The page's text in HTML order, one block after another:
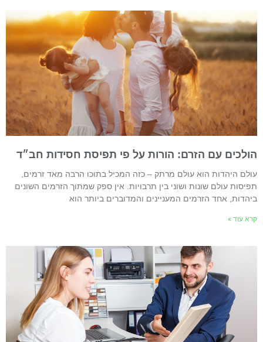
עם הזרם: הורות על פי תפיסת חסידות חב״ד
היהדות הוא עולם מרתק – כזה המכיל בתוכו הרבה מאד זרמים,
עולם שונות ושוני בין תרבויות. אין ספק שמתוך הזרמים השונים
אחד הזרמים המעניינים והמדוברים ביותר הוא
עוד »